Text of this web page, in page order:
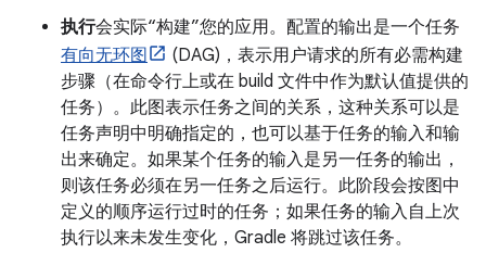
执行会实际“构建”您的应用。配置的输出是一个任务
有向无环图
(DAG)，表示用户请求的所有必需构建
步骤（在命令行上或在 build 文件中作为默认值提供的
任务）。此图表示任务之间的关系，这种关系可以是
任务声明中明确指定的，也可以基于任务的输入和输
出来确定。如果某个任务的输入是另一任务的输出，
则该任务必须在另一任务之后运行。此阶段会按图中
定义的顺序运行过时的任务；如果任务的输入自上次
执行以来未发生变化，Gradle 将跳过该任务。